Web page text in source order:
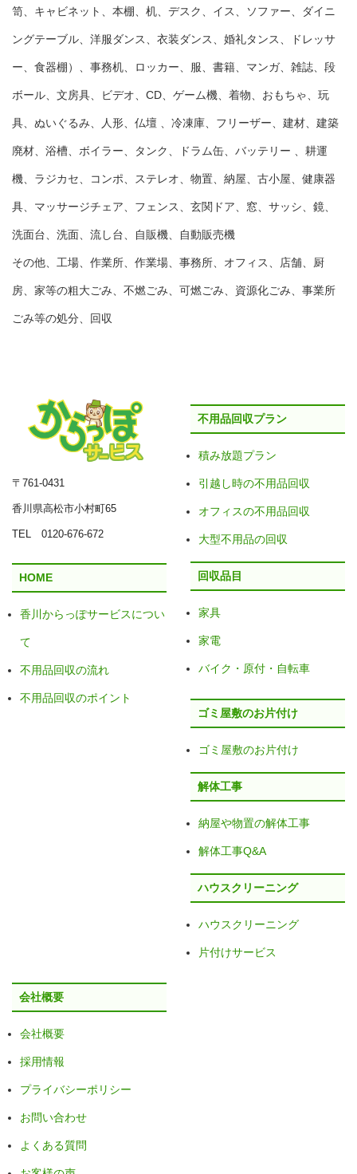
笥、キャビネット、本棚、机、デスク、イス、ソファー、ダイニ
ングテーブル、洋服ダンス、衣装ダンス、婚礼タンス、ドレッサ
ー、食器棚）、事務机、ロッカー、服、書籍、マンガ、雑誌、段
ボール、文房具、ビデオ、CD、ゲーム機、着物、おもちゃ、玩
具、ぬいぐるみ、人形、仏壇 、冷凍庫、フリーザー、建材、建築
廃材、浴槽、ボイラー、タンク、ドラム缶、バッテリー 、耕運
機、ラジカセ、コンポ、ステレオ、物置、納屋、古小屋、健康器
具、マッサージチェア、フェンス、玄関ドア、窓、サッシ、鏡、
洗面台、洗面、流し台、自販機、自動販売機
その他、工場、作業所、作業場、事務所、オフィス、店舗、厨
房、家等の粗大ごみ、不燃ごみ、可燃ごみ、資源化ごみ、事業所
ごみ等の処分、回収
〒761-0431
香川県高松市小村町65
TEL 0120-676-672
HOME
香川からっぽサービスについ
て
不用品回収の流れ
不用品回収のポイント
不用品回収プラン
積み放題プラン
引越し時の不用品回収
オフィスの不用品回収
大型不用品の回収
回収品目
家具
家電
バイク・原付・自転車
ゴミ屋敷のお片付け
ゴミ屋敷のお片付け
解体工事
納屋や物置の解体工事
解体工事Q&A
ハウスクリーニング
ハウスクリーニング
片付けサービス
会社概要
会社概要
採用情報
プライバシーポリシー
お問い合わせ
よくある質問